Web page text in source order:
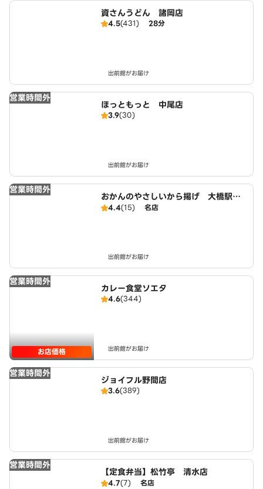
資さんうどん 諸岡店
4.5(431) 28分
出前館がお届け
営業時間外
ほっともっと 中尾店
3.9(30)
出前館がお届け
営業時間外
おかんのやさしいから揚げ 大橋駅前
店4.4(15) 名店
出前館がお届け
営業時間外
お店価格
カレー食堂ソエタ
4.6(344)
出前館がお届け
営業時間外
ジョイフル野間店
3.6(389)
出前館がお届け
営業時間外
【定食弁当】松竹亭 清水店
4.7(7) 名店